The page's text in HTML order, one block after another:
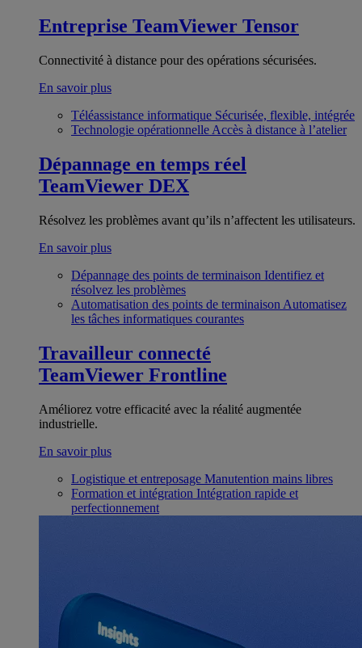
Entreprise TeamViewer Tensor
Connectivité à distance pour des opérations sécurisées.
En savoir plus
Téléassistance informatique Sécurisée, flexible, intégrée
Technologie opérationnelle Accès à distance à l’atelier
Dépannage en temps réel
TeamViewer DEX
Résolvez les problèmes avant qu’ils n’affectent les utilisateurs.
En savoir plus
Dépannage des points de terminaison Identifiez et
résolvez les problèmes
Automatisation des points de terminaison Automatisez
les tâches informatiques courantes
Travailleur connecté
TeamViewer Frontline
Améliorez votre efficacité avec la réalité augmentée
industrielle.
En savoir plus
Logistique et entreposage Manutention mains libres
Formation et intégration Intégration rapide et
perfectionnement